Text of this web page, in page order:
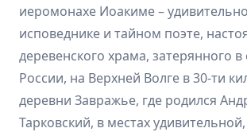
иеромонахе Иоакиме –
исповеднике и тайном поэте,
деревенского храма, затерянного
России, на Верхней Волге в 30-ти
деревни Завражье, где родился
Тарковский, в местах